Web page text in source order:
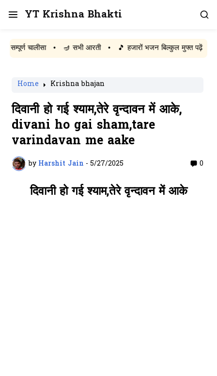
YT Krishna Bhakti
चालीसा • 🪔 सभी आरती • 🎵 हजारों भजन बिल्कुल मुफ्त पढ़ें
Home Krishna bhajan
दिवानी हो गई श्याम,तेरे वृन्दावन में आके,
divani ho gai sham,tare
varindavan me aake
by Harshit Jain - 5/27/2025 0
दिवानी हो गई श्याम,तेरे वृन्दावन में आके